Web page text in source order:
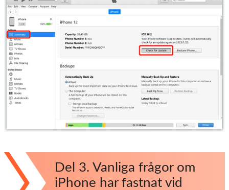
Del 3. Vanliga frågor om
iPhone har fastnat vid